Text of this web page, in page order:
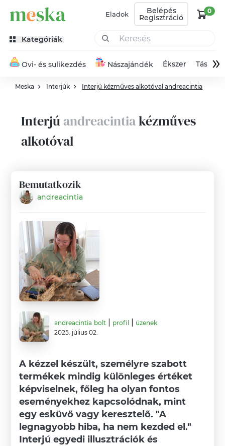
Eladok Belépés
Regisztráció
0
Kategóriák
Ovi- és sulikezdés Nászajándék Ékszer Táska»
Meska Interjúk Interjú kézműves alkotóval andreacintia
Interjúandreacintiakézműves
alkotóval
Bemutatkozik
andreacintia
andreacintia bolt profil
üzenek
2025. július 02.
A kézzel készült, személyre szabott
termékek mindig különleges értéket
képviselnek, főleg ha olyan fontos
eseményekhez kapcsolódnak, mint
egy esküvő vagy keresztelő. "A
legnagyobb hiba, ha nem kezded el."
Interjú egyedi illusztrációk és